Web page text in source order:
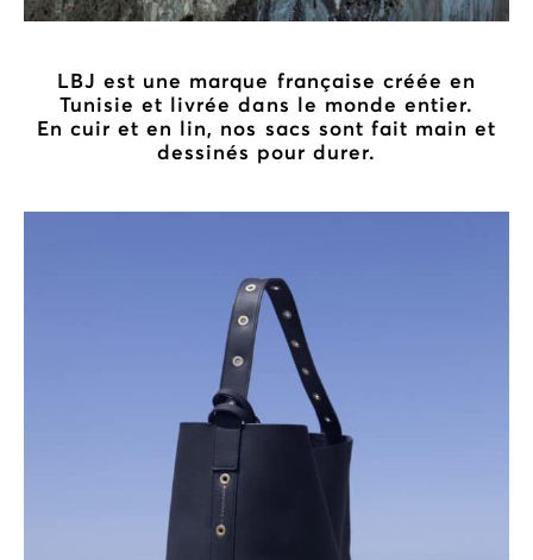
LBJ est une marque française créée en
Tunisie et livrée dans le monde entier.
En cuir et en lin, nos sacs sont fait main et
dessinés pour durer.